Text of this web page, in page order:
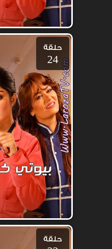
حلقة
24
حلقة